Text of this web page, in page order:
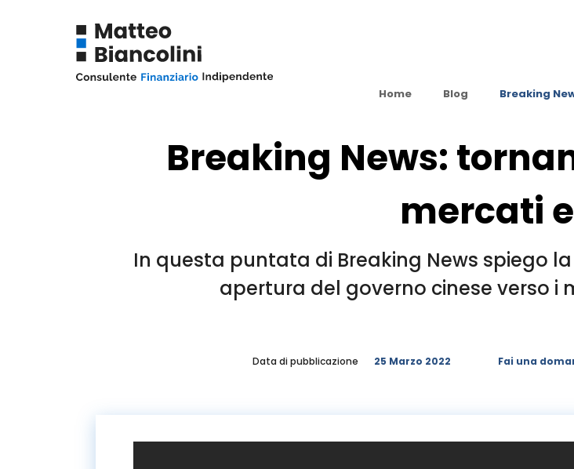
Home Blog Breaking
Breaking News:
mercati
In questa puntata di Breaking News spiego
apertura del governo cinese verso i
Data di pubblicazione 25 Marzo 2022 Fai una